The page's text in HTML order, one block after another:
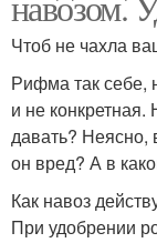
Чтоб не чахла
Рифма так себе,
и не конкретная.
давать? Неясно,
он вред? А в
Как навоз
При удобрении